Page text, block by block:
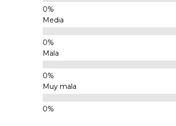
Media
Mala
Muy mala